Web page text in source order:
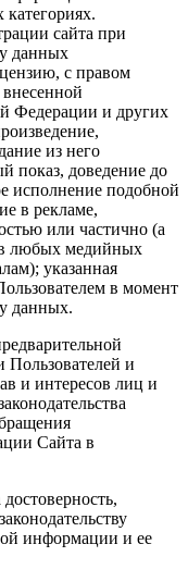
сайта при
данных
с правом
Федерации и других
из него
показ, доведение до
исполнение подобной
в рекламе,
или частично (а
в любых медийных
указанная
в момент
данных.
и
и интересов лиц и
Сайта в
достоверность,
информации и ее